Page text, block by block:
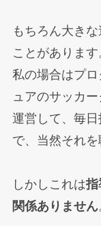
もちろん大き
ことがあります
私の場合はプ
ュアのサッカ
運営して、毎
で、当然それを
しかしこれは指
関係ありません